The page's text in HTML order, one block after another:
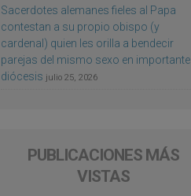
Sacerdotes alemanes fieles al Papa
contestan a su propio obispo (y
cardenal) quien les orilla a bendecir
parejas del mismo sexo en importante
diócesis julio 25, 2026
PUBLICACIONES MÁS
VISTAS